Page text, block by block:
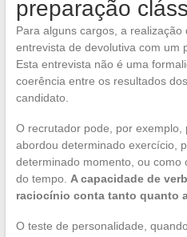
preparação
Para alguns cargos, a
entrevista de devolutiva com um
Esta entrevista não é uma
coerência entre os resultados
candidato.
O recrutador pode, por exemplo,
abordou determinado exercício,
determinado momento, ou como
do tempo. A capacidade de
raciocínio conta tanto quanto
O teste de personalidade,